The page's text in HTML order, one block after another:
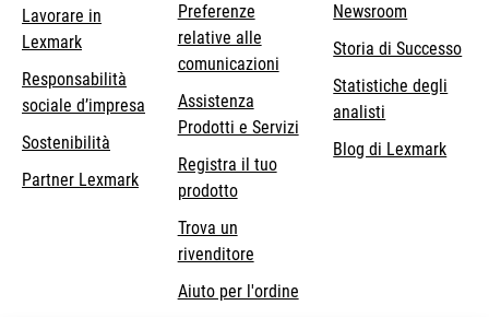
Lavorare in
Lexmark
Responsabilità
sociale d’impresa
scheda
Sostenibilità
Partner Lexmark
Preferenze
relative alle
comunicazioni
Assistenza
Prodotti e Servizi
Registra il tuo
prodotto
Trova un
rivenditore
Aiuto per l'ordine
Newsroom
Storia di Successo
Statistiche degli
analisti
Blog di Lexmark